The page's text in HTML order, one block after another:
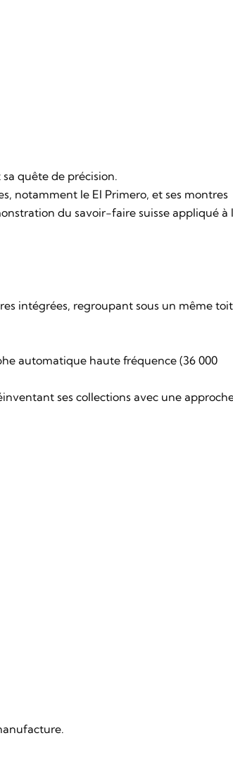
quête de précision.
notamment le El Primero, et ses montres
du savoir-faire suisse appliqué à
intégrées, regroupant sous un même
automatique haute fréquence (36 000
ses collections avec une